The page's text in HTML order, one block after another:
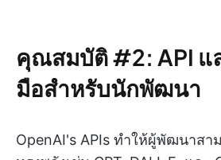
คุณสมบัติ #2: API แ
มือสำหรับนักพัฒนา
OpenAI's APIs ทำให้ผู้พัฒนาสา